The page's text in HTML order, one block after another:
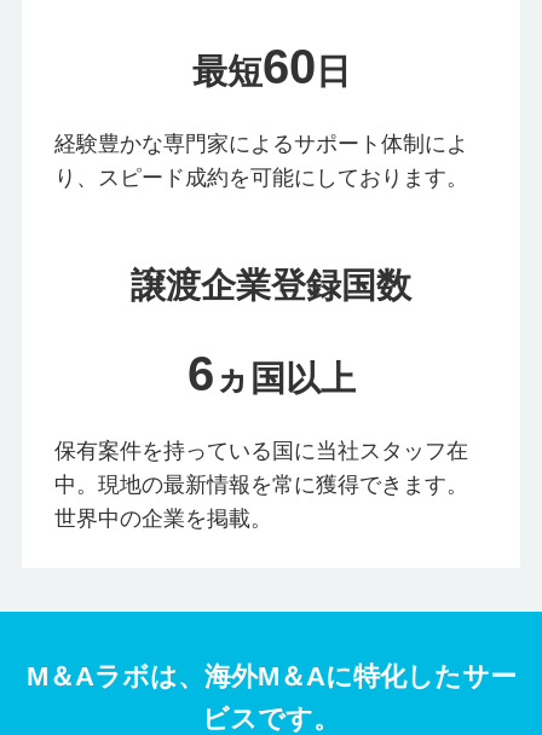
最短60 日
経験豊かな専門家によるサポート体制によ
り、スピード成約を可能にしております。
譲渡企業登録国数
6 ヵ国以上
保有案件を持っている国に当社スタッフ在
中。現地の最新情報を常に獲得できます。
世界中の企業を掲載。
M＆Aラボは、海外M＆Aに特化したサー
ビスです。